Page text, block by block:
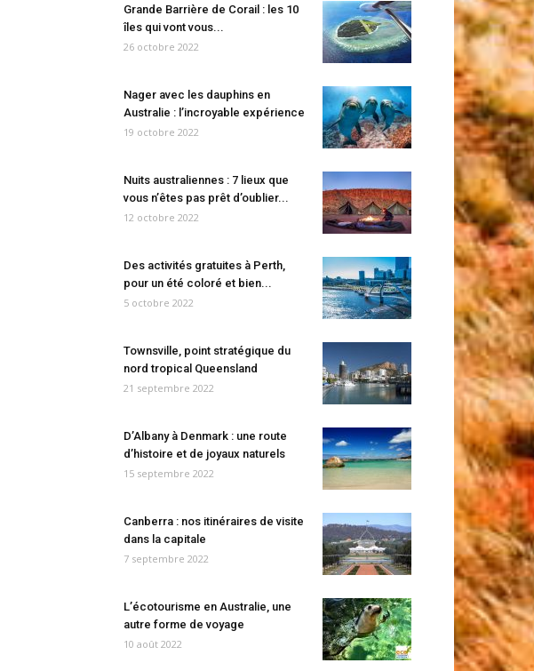
Grande Barrière de Corail : les 10
îles qui vont vous...
26 octobre 2022
Nager avec les dauphins en
Australie : l’incroyable expérience
19 octobre 2022
Nuits australiennes : 7 lieux que
vous n’êtes pas prêt d’oublier...
12 octobre 2022
Des activités gratuites à Perth,
pour un été coloré et bien...
5 octobre 2022
Townsville, point stratégique du
nord tropical Queensland
21 septembre 2022
D’Albany à Denmark : une route
d’histoire et de joyaux naturels
15 septembre 2022
Canberra : nos itinéraires de visite
dans la capitale
7 septembre 2022
L’écotourisme en Australie, une
autre forme de voyage
10 août 2022